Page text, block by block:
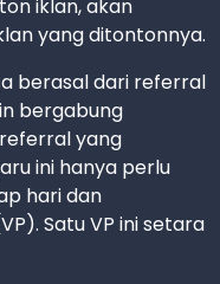
iklan, akan
yang ditontonnya.
berasal dari referral
bergabung
yang
ini hanya perlu
hari dan
Satu VP ini setara